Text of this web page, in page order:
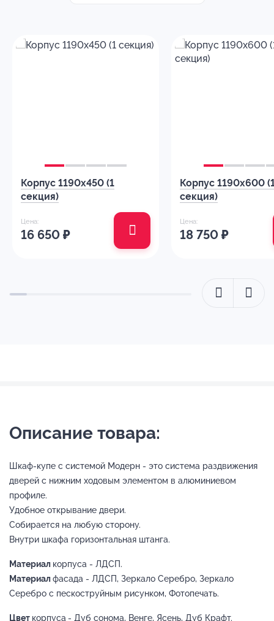
Корпус 1190х450 (1
секция)
Цена:
16 650 ₽
Корпус 1190х600
секция)
Цена:
18 750 ₽
Описание товара:
Шкаф-купе с системой Модерн - это система раздвижения
дверей с нижним ходовым элементом в алюминиевом
профиле.
Удобное открывание двери.
Собирается на любую сторону.
Внутри шкафа горизонтальная штанга.
Материал корпуса - ЛДСП.
Материалфасада - ЛДСП, Зеркало Серебро, Зеркало
Серебро с пескоструйным рисунком, Фотопечать.
Цвет корпуса - Дуб сонома, Венге, Ясень, Дуб Крафт.